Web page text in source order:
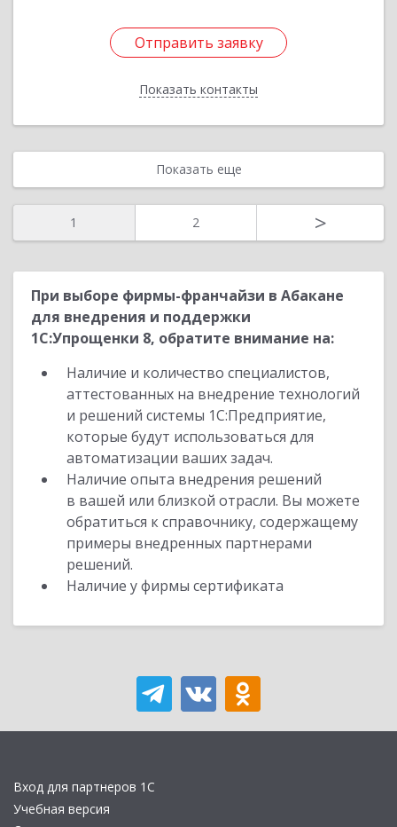
Отправить заявку
Показать контакты
Отправить заявку
Назад
Показать еще
1 2 >
При выборе фирмы-франчайзи в Абакане
для внедрения и поддержки
1С:Упрощенки 8, обратите внимание на:
Наличие и количество специалистов,
аттестованных на внедрение технологий
и решений системы 1С:Предприятие,
которые будут использоваться для
автоматизации ваших задач.
Наличие опыта внедрения решений
в вашей или близкой отрасли. Вы можете
обратиться к справочнику, содержащему
примеры внедренных партнерами
решений.
Наличие у фирмы сертификата
Вход для партнеров 1С
Учебная версия